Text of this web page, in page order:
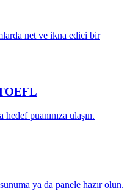
net ve ikna edici bir
puanınıza ulaşın.
ya da panele hazır olun.